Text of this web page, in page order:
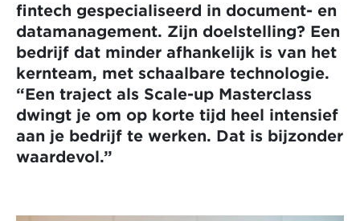
fintech gespecialiseerd in document- en
datamanagement. Zijn doelstelling? Een
bedrijf dat minder afhankelijk is van het
kernteam, met schaalbare technologie.
“Een traject als Scale-up Masterclass
dwingt je om op korte tijd heel intensief
aan je bedrijf te werken. Dat is bijzonder
waardevol.”